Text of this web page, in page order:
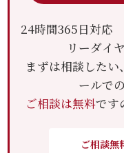
24時間365日対応
リーダイ
まずは相談したい
ールで
ご相談は無料です
ご相談